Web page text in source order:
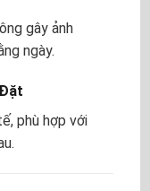
gây ảnh
ngày.
phù hợp với